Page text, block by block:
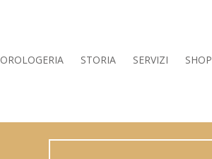
OROLOGERIA STORIA SERVIZI SHOP